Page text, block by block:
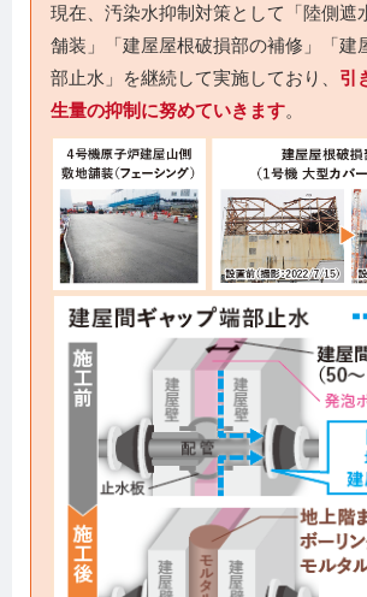
現在、汚染水抑制対策として「陸側遮
舗装」「建屋屋根破損部の補修」「建
部止水」を継続して実施しており、 引
生量の抑制に努めていきます。